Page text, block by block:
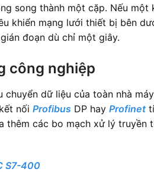
song thành một cặp. Nếu
khiển mạng lưới thiết bị bên
đoạn dù chỉ một giây.
công nghiệp
dữ liệu của toàn nhà
nối Profibus DP hay Profinet
các bo mạch xử lý
S7-400